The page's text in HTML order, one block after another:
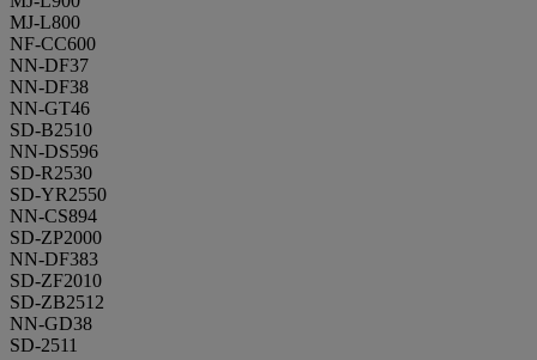
MJ-L800
NF-CC600
NN-DF37
NN-DF38
NN-GT46
SD-B2510
NN-DS596
SD-R2530
SD-YR2550
NN-CS894
SD-ZP2000
NN-DF383
SD-ZF2010
SD-ZB2512
NN-GD38
SD-2511